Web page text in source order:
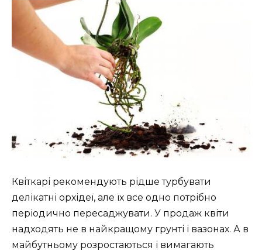
Квіткарі рекомендують рідше турбувати
делікатні орхідеї, але їх все одно потрібно
періодично пересаджувати. У продаж квіти
надходять не в найкращому грунті і вазонах. А в
майбутньому розростаються і вимагають